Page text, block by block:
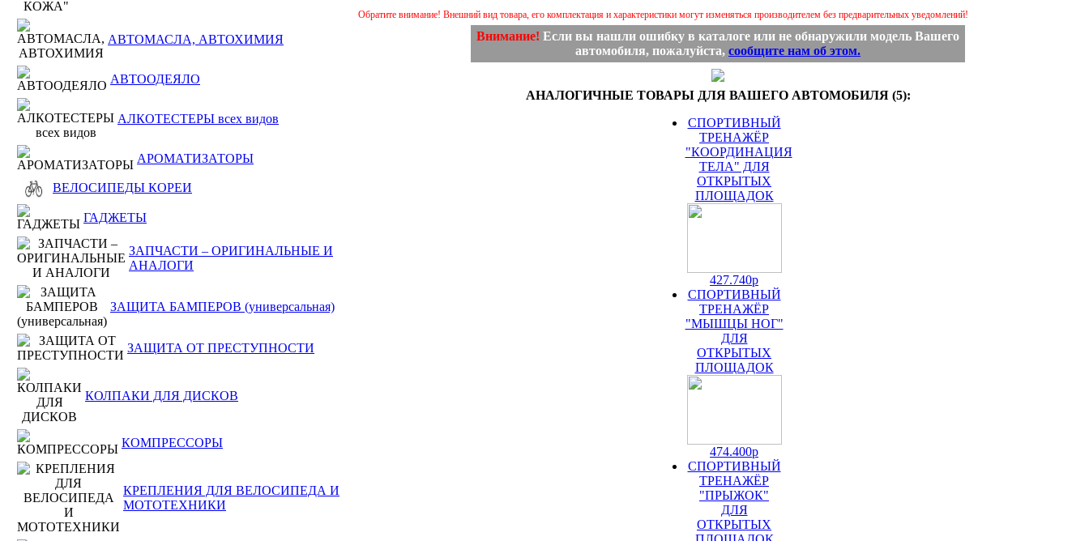
АВТОМАСЛА, АВТОХИМИЯ
АВТООДЕЯЛО
АЛКОТЕСТЕРЫ всех видов
АРОМАТИЗАТОРЫ
ВЕЛОСИПЕДЫ КОРЕИ
ГАДЖЕТЫ
ЗАПЧАСТИ – ОРИГИНАЛЬНЫЕ И
АНАЛОГИ
ЗАЩИТА БАМПЕРОВ (универсальная)
ЗАЩИТА ОТ ПРЕСТУПНОСТИ
КОЛПАКИ ДЛЯ ДИСКОВ
КОМПРЕССОРЫ
КРЕПЛЕНИЯ ДЛЯ ВЕЛОСИПЕДА И
МОТОТЕХНИКИ
Обратите внимание! Внешний вид товара, его комплектация и характеристики могут изменяться производителем без предварительных уведомлений!
Внимание! Если вы нашли ошибку в каталоге или не обнаружили модель Вашего
автомобиля, пожалуйста, сообщите нам об этом.
АНАЛОГИЧНЫЕ ТОВАРЫ ДЛЯ ВАШЕГО АВТОМОБИЛЯ (5):
СПОРТИВНЫЙ
ТРЕНАЖЁР
"КООРДИНАЦИЯ
ТЕЛА" ДЛЯ
ОТКРЫТЫХ
ПЛОЩАДОК
427.740р
СПОРТИВНЫЙ
ТРЕНАЖЁР
"МЫШЦЫ НОГ"
ДЛЯ
ОТКРЫТЫХ
ПЛОЩАДОК
474.400р
СПОРТИВНЫЙ
ТРЕНАЖЁР
"ПРЫЖОК"
ДЛЯ
ОТКРЫТЫХ